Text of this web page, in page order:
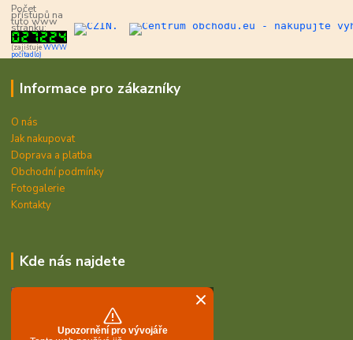
Počet
přístupů na
tuto www
stránku:
(zajišťujeWWW
počítadlo)
Informace pro zákazníky
O nás
Jak nakupovat
Doprava a platba
Obchodní podmínky
Fotogalerie
Kontakty
Kde nás najdete